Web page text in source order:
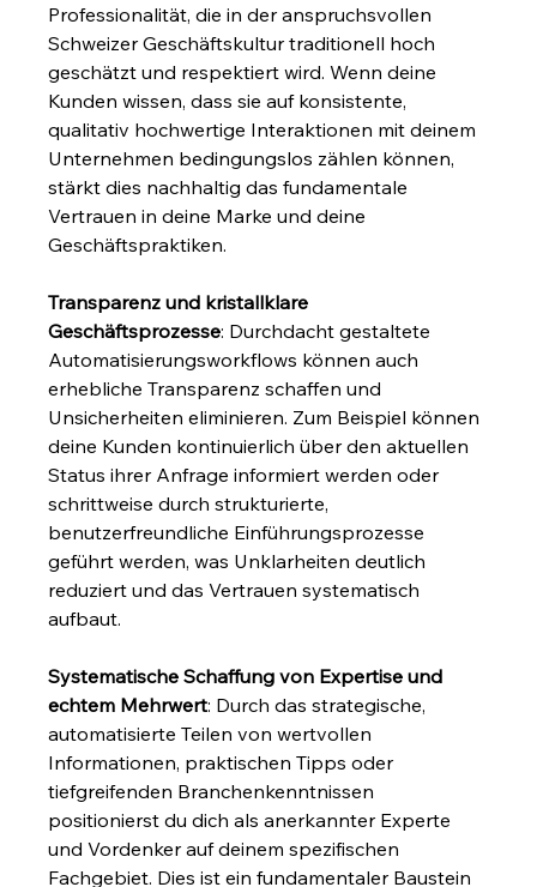
Professionalität, die in der anspruchsvollen
Schweizer Geschäftskultur traditionell hoch
geschätzt und respektiert wird. Wenn deine
Kunden wissen, dass sie auf konsistente,
qualitativ hochwertige Interaktionen mit deinem
Unternehmen bedingungslos zählen können,
stärkt dies nachhaltig das fundamentale
Vertrauen in deine Marke und deine
Geschäftspraktiken.
Transparenz und kristallklare
Geschäftsprozesse: Durchdacht gestaltete
Automatisierungsworkflows können auch
erhebliche Transparenz schaffen und
Unsicherheiten eliminieren. Zum Beispiel können
deine Kunden kontinuierlich über den aktuellen
Status ihrer Anfrage informiert werden oder
schrittweise durch strukturierte,
benutzerfreundliche Einführungsprozesse
geführt werden, was Unklarheiten deutlich
reduziert und das Vertrauen systematisch
aufbaut.
Systematische Schaffung von Expertise und
echtem Mehrwert: Durch das strategische,
automatisierte Teilen von wertvollen
Informationen, praktischen Tipps oder
tiefgreifenden Branchenkenntnissen
positionierst du dich als anerkannter Experte
und Vordenker auf deinem spezifischen
Fachgebiet. Dies ist ein fundamentaler Baustein